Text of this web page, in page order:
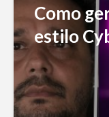
Como
estilo